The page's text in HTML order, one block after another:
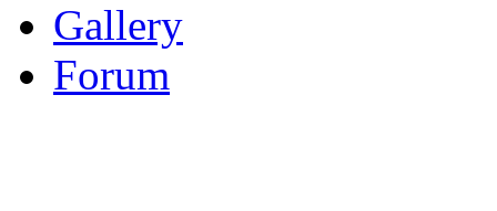
Gallery
Forum